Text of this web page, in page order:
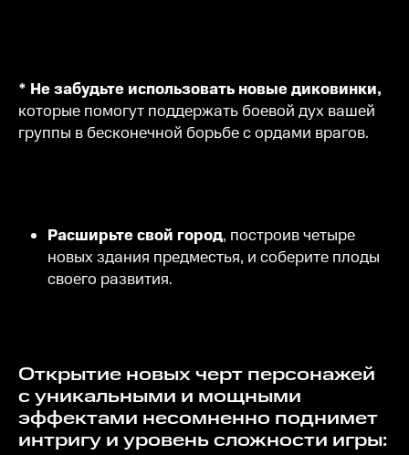
* Не забудьте использовать новые диковинки,
которые помогут поддержать боевой дух вашей
группы в бесконечной борьбе с ордами врагов.
Расширьте свой город, построив четыре
новых здания предместья, и соберите плоды
своего развития.
Открытие новых черт персонажей
с уникальными и мощными
эффектами несомненно поднимет
интригу и уровень сложности игры: